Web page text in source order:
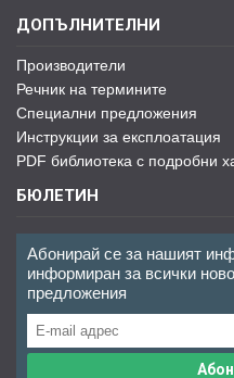
ДОПЪЛНИТЕЛНИ
Производители
Речник на термините
Специални предложения
Инструкции за експлоатация
PDF библиотека с подробни
БЮЛЕТИН
Абонирай се за нашият
информиран за всички
предложения